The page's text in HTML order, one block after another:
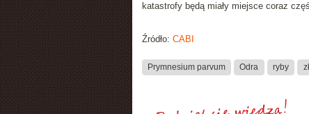
katastrofy będą miały miejsce coraz
Źródło: CABI
Prymnesium parvum Odra ryby